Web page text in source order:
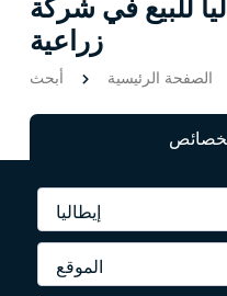
زراعية
الصفحة الرئيسية أبحث